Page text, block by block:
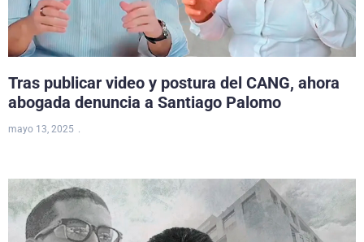
Tras publicar video y postura del CANG, ahora
abogada denuncia a Santiago Palomo
mayo 13, 2025